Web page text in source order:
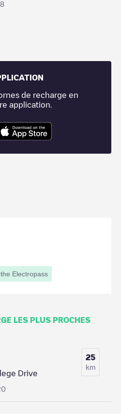
de recharge en
application.
Electropass
LES PLUS PROCHES
Drive
25
km